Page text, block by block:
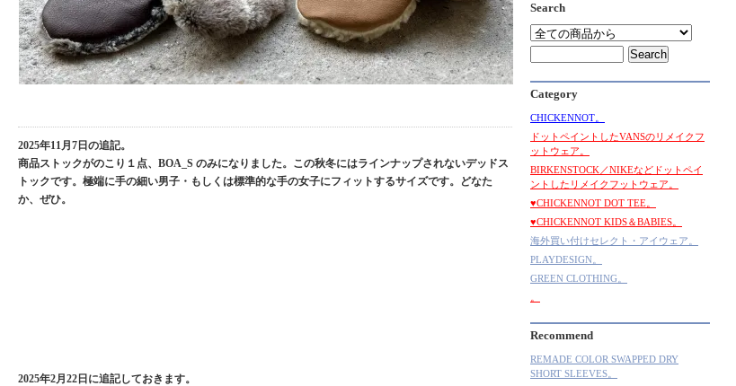
2025年11月7日の追記。
商品ストックがのこり１点、BOA_S のみになりました。この秋冬にはラインナップされないデッドス
トックです。極端に手の細い男子・もしくは標準的な手の女子にフィットするサイズです。どなた
か、ぜひ。
2025年2月22日に追記しておきます。
Search
Category
CHICKENNOT。
ドットペイントしたVANSのリメイクフ
ットウェア。
BIRKENSTOCK／NIKEなどドットペイ
ントしたリメイクフットウェア。
♥CHICKENNOT DOT TEE。
♥CHICKENNOT KIDS＆BABIES。
海外買い付けセレクト・アイウェア。
PLAYDESIGN。
GREEN CLOTHING。
。
Recommend
REMADE COLOR SWAPPED DRY
SHORT SLEEVES。